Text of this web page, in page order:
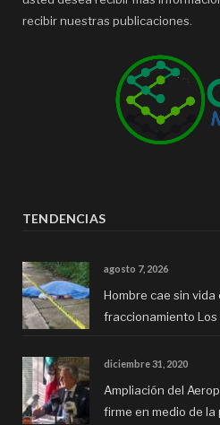
recibir nuestras publicaciones.
TENDENCIAS
agosto 7, 2026
Hombre cae sin
fraccionamiento Los
diciembre 31, 2020
Ampliación del
firme en medio de la